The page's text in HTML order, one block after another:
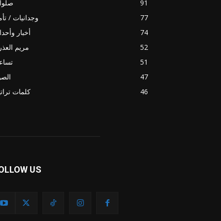
91
وجدانيات /
77
أخبار
74
مريم
52
51
47
كلمات
46
US